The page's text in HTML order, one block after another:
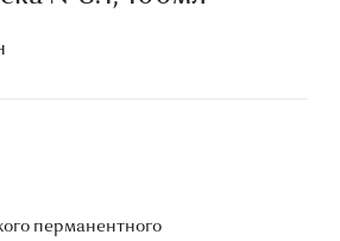
перманентного